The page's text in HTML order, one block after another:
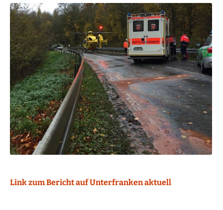
Link zum Bericht auf Unterfranken aktuell